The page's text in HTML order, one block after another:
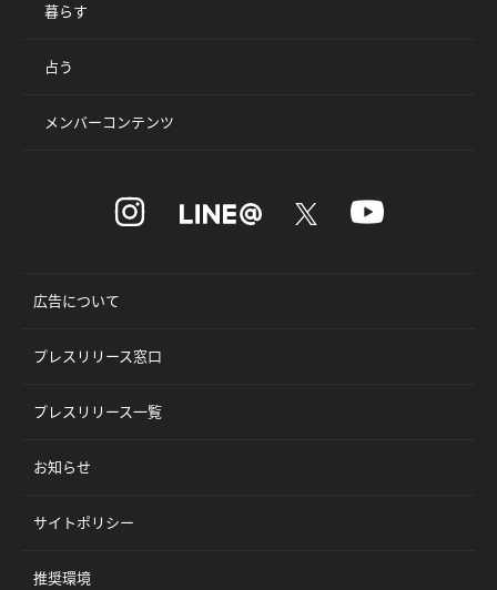
暮らす
占う
メンバーコンテンツ
広告について
プレスリリース窓口
プレスリリース一覧
お知らせ
サイトポリシー
推奨環境